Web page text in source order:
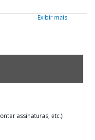
Exibir mais
assinaturas, etc.)